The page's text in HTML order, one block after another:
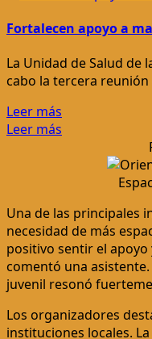
Fortalecen apoyo a
La Unidad de Salud de
cabo la tercera
Leer más
Leer más
Una de las principales
necesidad de más
positivo sentir el
comentó una
juvenil resonó
Los organizadores
instituciones locales.